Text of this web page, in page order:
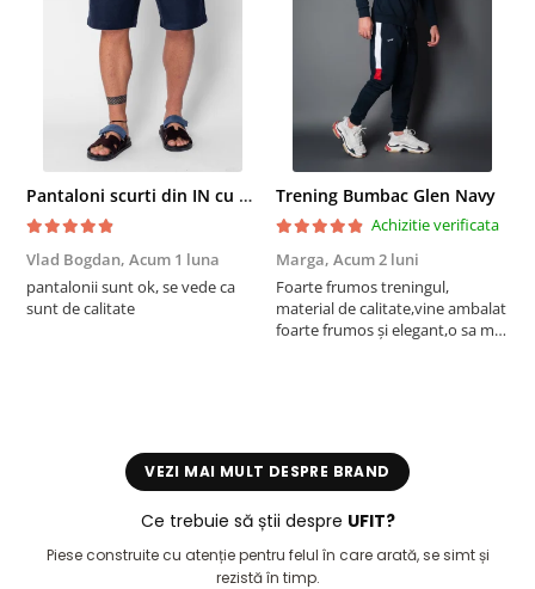
Pantaloni scurti din IN cu nasture si snur Navy
Vlad Bogdan, Acum 1 luna
pantalonii sunt ok, se vede ca
sunt de calitate
Trening Bumbac Glen Navy
Achizitie verificata
Marga, Acum 2 luni
Foarte frumos treningul,
material de calitate,vine ambalat
foarte frumos și elegant,o sa mai
VEZI MAI MULT DESPRE BRAND
Ce trebuie să știi despre UFIT?
Piese construite cu atenție pentru felul în care arată, se simt și
rezistă în timp.